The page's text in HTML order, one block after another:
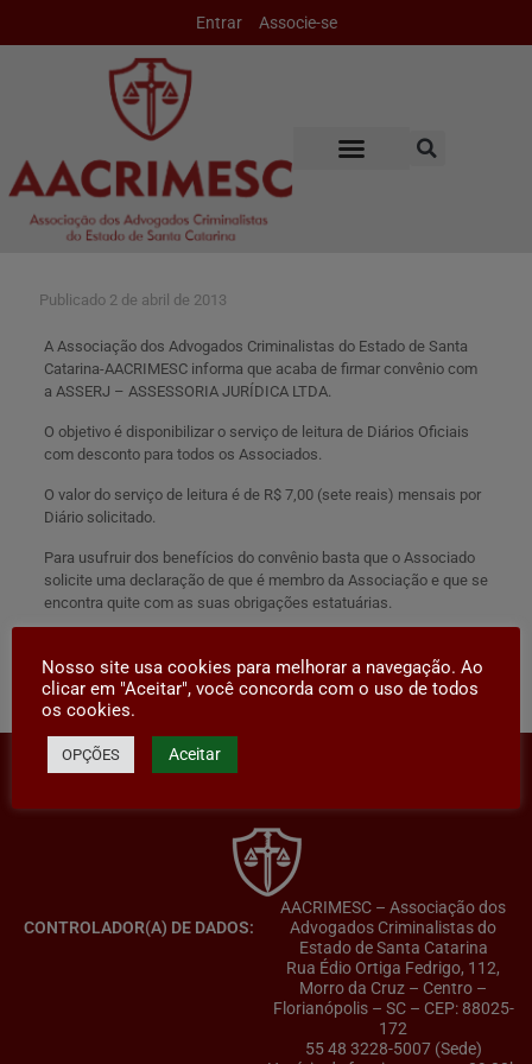
Entrar Associe-se
Publicado 2 de abril de 2013
A Associação dos Advogados Criminalistas do Estado de Santa
Catarina-AACRIMESC informa que acaba de firmar convênio com
a ASSERJ – ASSESSORIA JURÍDICA LTDA.
O objetivo é disponibilizar o serviço de leitura de Diários Oficiais
com desconto para todos os Associados.
O valor do serviço de leitura é de R$ 7,00 (sete reais) mensais por
Diário solicitado.
Para usufruir dos benefícios do convênio basta que o Associado
solicite uma declaração de que é membro da Associação e que se
encontra quite com as suas obrigações estatuárias.
Compartilhar
CONTROLADOR(A) DE DADOS:
AACRIMESC – Associação dos
Advogados Criminalistas do
Estado de Santa Catarina
Rua Édio Ortiga Fedrigo, 112,
Morro da Cruz – Centro –
Florianópolis – SC – CEP: 88025-
172
55 48 3228-5007 (Sede)
Nosso site usa cookies para melhorar a navegação. Ao
clicar em "Aceitar", você concorda com o uso de todos
os cookies.
OPÇÕES Aceitar